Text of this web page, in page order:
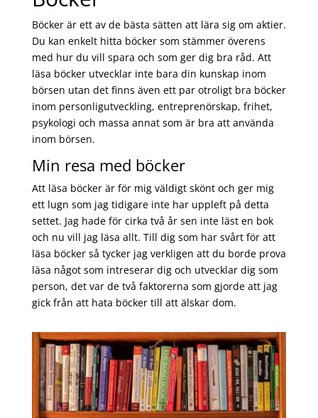
Böcker är ett av de bästa sätten att lära sig om aktier.
Du kan enkelt hitta böcker som stämmer överens
med hur du vill spara och som ger dig bra råd. Att
läsa böcker utvecklar inte bara din kunskap inom
börsen utan det finns även ett par otroligt bra böcker
inom personligutveckling, entreprenörskap, frihet,
psykologi och massa annat som är bra att använda
inom börsen.
Min resa med böcker
Att läsa böcker är för mig väldigt skönt och ger mig
ett lugn som jag tidigare inte har uppleft på detta
settet. Jag hade för cirka två år sen inte läst en bok
och nu vill jag läsa allt. Till dig som har svårt för att
läsa böcker så tycker jag verkligen att du borde prova
läsa något som intreserar dig och utvecklar dig som
person, det var de två faktorerna som gjorde att jag
gick från att hata böcker till att älskar dom.